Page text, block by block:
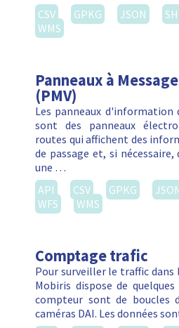
CSV
GPKG JSON
WMS
Panneaux à
(PMV)
Les panneaux d'information
sont des panneaux
routes qui affichent des
de passage et, si
une …
API
CSV GPKG
WFS
WMS
Comptage trafic
Pour surveiller le traffic dans
Mobiris dispose de
compteur sont de boucles
caméras DAI. Les données